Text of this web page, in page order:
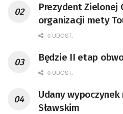
Prezydent Zielonej
organizacji mety
0 UDOST.
Będzie II etap
0 UDOST.
Udany wypoczynek
Sławskim